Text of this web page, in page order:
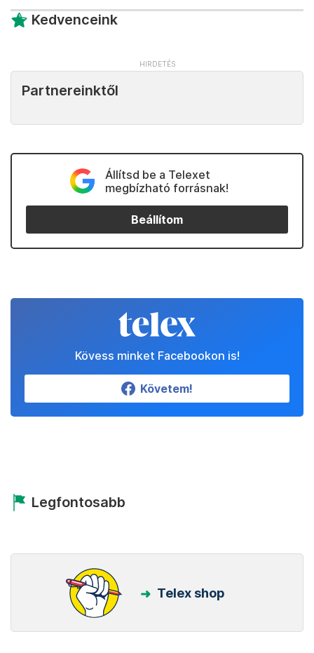
Kedvenceink
Partnereinktől
Állítsd be a Telexet
megbízható forrásnak!
Beállítom
Kövess minket Facebookon is!
Követem!
Legfontosabb
Telex shop